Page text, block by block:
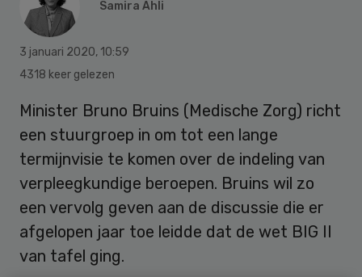
Samira Ahli
3 januari 2020, 10:59
4318 keer gelezen
Minister Bruno Bruins (Medische Zorg) richt
een stuurgroep in om tot een lange
termijnvisie te komen over de indeling van
verpleegkundige beroepen. Bruins wil zo
een vervolg geven aan de discussie die er
afgelopen jaar toe leidde dat de wet BIG II
van tafel ging.